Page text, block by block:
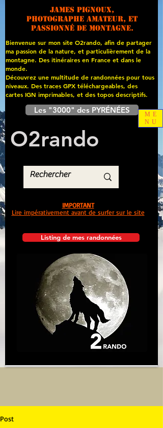
James PIGNOUX,
photographe amateur, et
passionné de montagne.
Bienvenue sur mon site O2rando, afin de partager
ma passion de la nature, et particulièrement de la
montagne. Des itinéraires en France et dans le
monde.
Découvrez une multitude de randonnées pour tous
niveaux. Des traces GPX téléchargeables, des
cartes IGN imprimables, et des topos descriptifs.
Les "3000" des PYRÉNÉES
O2rando
Listing de mes randonnées
IMPORTANT
Lire impérativement avant de surfer sur le site
ME
NU
Post